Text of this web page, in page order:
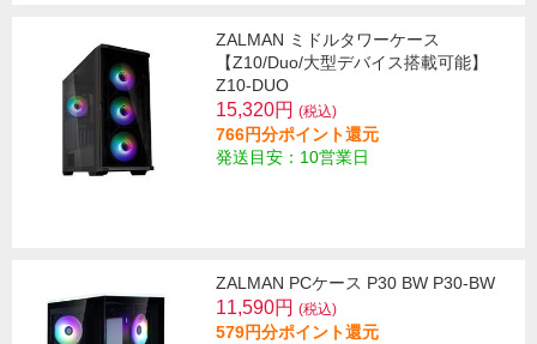
ZALMAN ミドルタワーケース
【Z10/Duo/大型デバイス搭載可能】
Z10-DUO
15,320円 (税込)
766円分ポイント還元
発送目安：10営業日
ZALMAN PCケース P30 BW P30-BW
11,590円 (税込)
579円分ポイント還元